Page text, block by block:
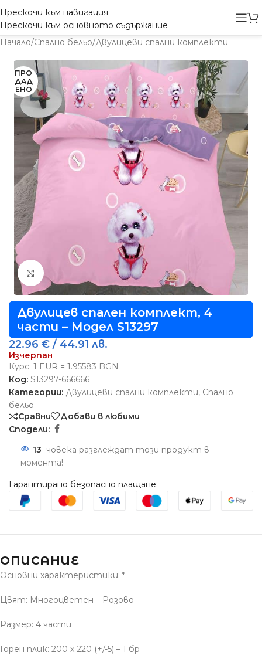
Прескочи към навигация
Прескочи към основното съдържание
Начало/Спално бельо/Двулицеви спални комплекти
ПРО
ДАД
ЕНО
Виж повече
Двулицев спален комплект, 4
части – Модел S13297
22.96 € / 44.91 лв.
Изчерпан
Курс: 1 EUR = 1.95583 BGN
Код: S13297-666666
Категории: Двулицеви спални комплекти, Спално
бельо
Сравни
Добави в любими
Сподели:
13 човека разглеждат този продукт в
момента!
Гарантирано безопасно плащане:
ОПИСАНИЕ
Основни характеристики: *
Цвят: Многоцветен – Розово
Размер: 4 части
Горен плик: 200 x 220 (+/-5) – 1 бр